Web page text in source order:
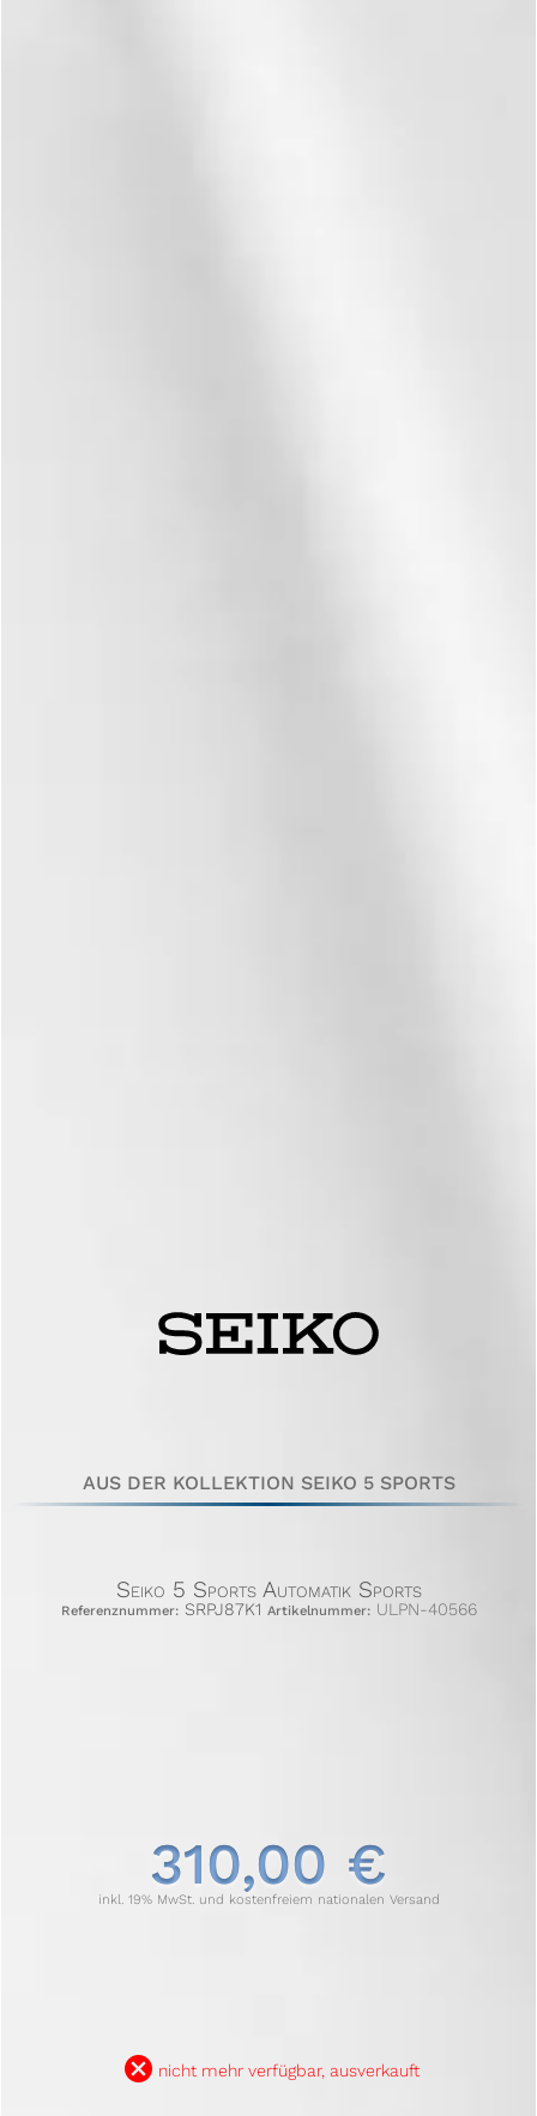
AUS DER KOLLEKTION SEIKO 5 SPORTS
Seiko 5 Sports Automatik Sports
Referenznummer: SRPJ87K1 Artikelnummer:ULPN-40566
310,00 €
inkl. 19% MwSt. und kostenfreiem nationalen Versand
B nicht mehr verfügbar, ausverkauft